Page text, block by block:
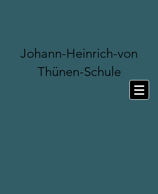
Johann-Heinrich-von
Thünen-Schule